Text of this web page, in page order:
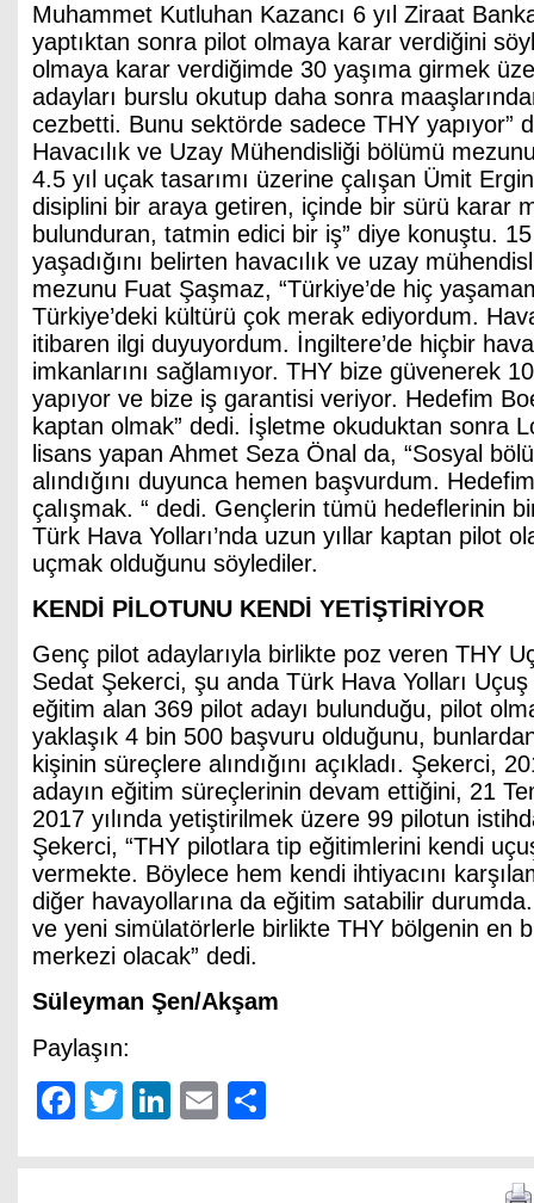
Muhammet Kutluhan Kazancı 6 yıl Ziraat
yaptıktan sonra pilot olmaya karar verdiğini
olmaya karar verdiğimde 30 yaşıma girmek
adayları burslu okutup daha sonra
cezbetti. Bunu sektörde sadece THY yapıyor”
Havacılık ve Uzay Mühendisliği bölümü
4.5 yıl uçak tasarımı üzerine çalışan Ümit
disiplini bir araya getiren, içinde bir sürü karar
bulunduran, tatmin edici bir iş” diye konuştu. 15
yaşadığını belirten havacılık ve uzay
mezunu Fuat Şaşmaz, “Türkiye’de hiç
Türkiye’deki kültürü çok merak ediyordum.
itibaren ilgi duyuyordum. İngiltere’de hiçbir
imkanlarını sağlamıyor. THY bize güvenerek
yapıyor ve bize iş garantisi veriyor. Hedefim
kaptan olmak” dedi. İşletme okuduktan sonra
lisans yapan Ahmet Seza Önal da, “Sosyal
alındığını duyunca hemen başvurdum.
çalışmak. “ dedi. Gençlerin tümü hedeflerinin
Türk Hava Yolları’nda uzun yıllar kaptan pilot
uçmak olduğunu söylediler.
KENDİ PİLOTUNU KENDİ YETİŞTİRİYOR
Genç pilot adaylarıyla birlikte poz veren THY
Sedat Şekerci, şu anda Türk Hava Yolları Uçuş
eğitim alan 369 pilot adayı bulunduğu, pilot
yaklaşık 4 bin 500 başvuru olduğunu,
kişinin süreçlere alındığını açıkladı. Şekerci,
adayın eğitim süreçlerinin devam ettiğini, 21
2017 yılında yetiştirilmek üzere 99 pilotun
Şekerci, “THY pilotlara tip eğitimlerini kendi
vermekte. Böylece hem kendi ihtiyacını
diğer havayollarına da eğitim satabilir
ve yeni simülatörlerle birlikte THY bölgenin en
merkezi olacak” dedi.
Süleyman Şen/Akşam
Paylaşın:
Facebook
TwitterLinkedIn
Email